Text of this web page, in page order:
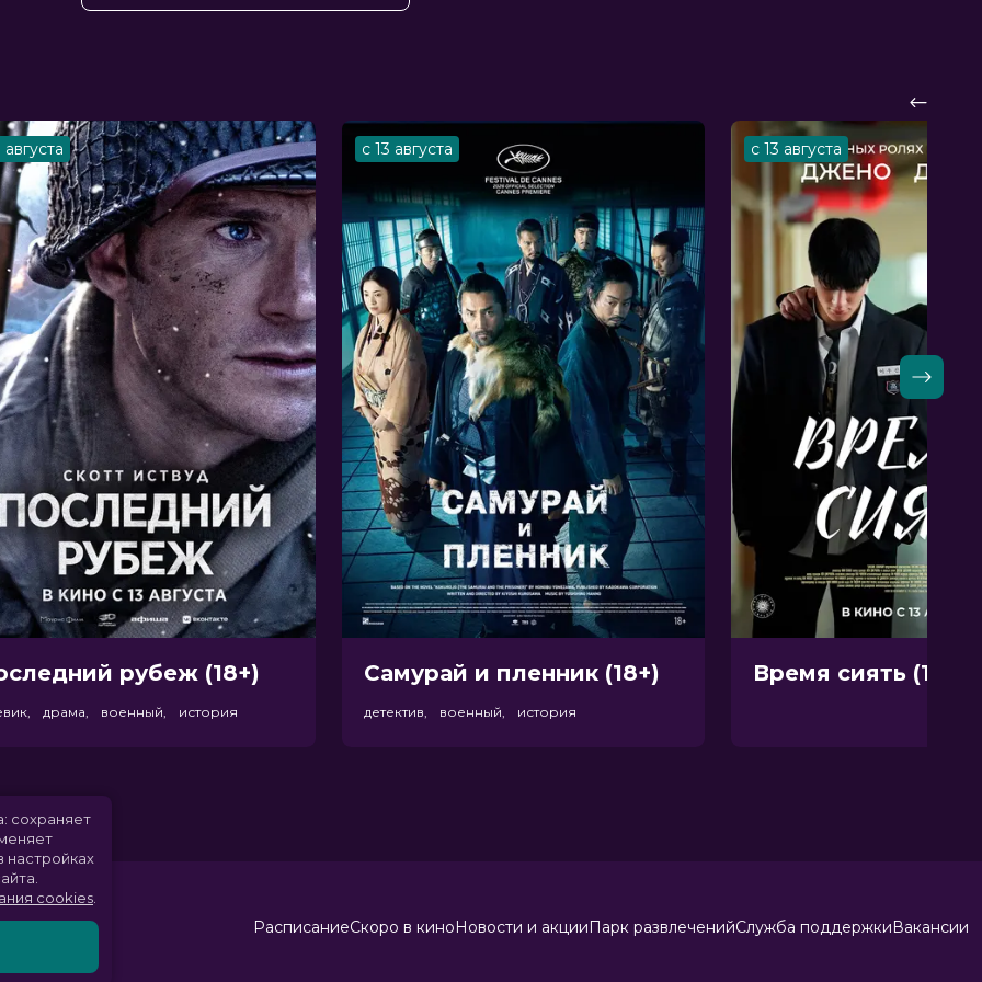
комедия, боевик, музыка
августа
рубеж (18+)
драма, военный, история
с 13 августа
Самурай и пленник (18+)
детектив, военный, история
с 13 августа
Время сиять (12+)
РасписаниеСкоро в киноНовости и акцииПарк развлеченийСлужба поддержкиВакансии
сохраняет
настройках
cookies